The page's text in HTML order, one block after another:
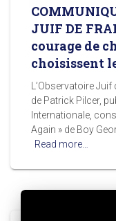
JUIF DE
courage de
choisissent
L’Observatoire
de Patrick Pilcer,
Internationale,
Again » de Boy
Read more…